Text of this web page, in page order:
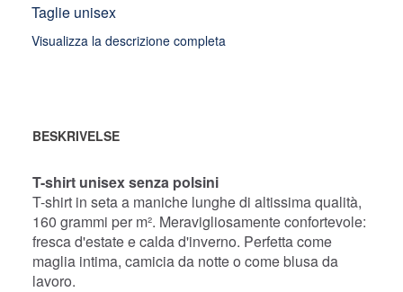
Taglie unisex
Visualizza la descrizione completa
BESKRIVELSE
T-shirt unisex senza polsini
T-shirt in seta a maniche lunghedi altissima qualità,
160 grammi per m². Meravigliosamente confortevole:
fresca d'estate e calda d'inverno. Perfetta come
maglia intima, camicia da notte o come blusa da
lavoro.